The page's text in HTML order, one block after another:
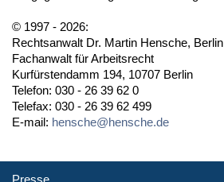
© 1997 - 2026:
Rechtsanwalt Dr. Martin Hensche, Berlin
Fachanwalt für Arbeitsrecht
Kurfürstendamm 194, 10707 Berlin
Telefon: 030 - 26 39 62 0
Telefax: 030 - 26 39 62 499
E-mail: hensche@hensche.de
Presse